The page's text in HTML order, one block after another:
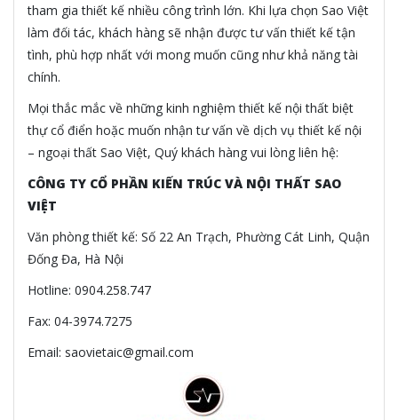
tham gia thiết kế nhiều công trình lớn. Khi lựa chọn Sao Việt
làm đối tác, khách hàng sẽ nhận được tư vấn thiết kế tận
tình, phù hợp nhất với mong muốn cũng như khả năng tài
chính.
Mọi thắc mắc về những kinh nghiệm thiết kế nội thất biệt
thự cổ điển hoặc muốn nhận tư vấn về dịch vụ thiết kế nội
– ngoại thất Sao Việt, Quý khách hàng vui lòng liên hệ:
CÔNG TY CỔ PHẦN KIẾN TRÚC VÀ NỘI THẤT SAO
VIỆT
Văn phòng thiết kế: Số 22 An Trạch, Phường Cát Linh, Quận
Đống Đa, Hà Nội
Hotline: 0904.258.747
Fax: 04-3974.7275
Email: saovietaic@gmail.com